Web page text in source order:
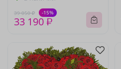
39 050 ₽ -15%
33 190 ₽